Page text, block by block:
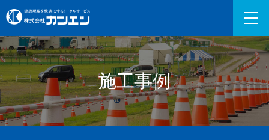
施工事例